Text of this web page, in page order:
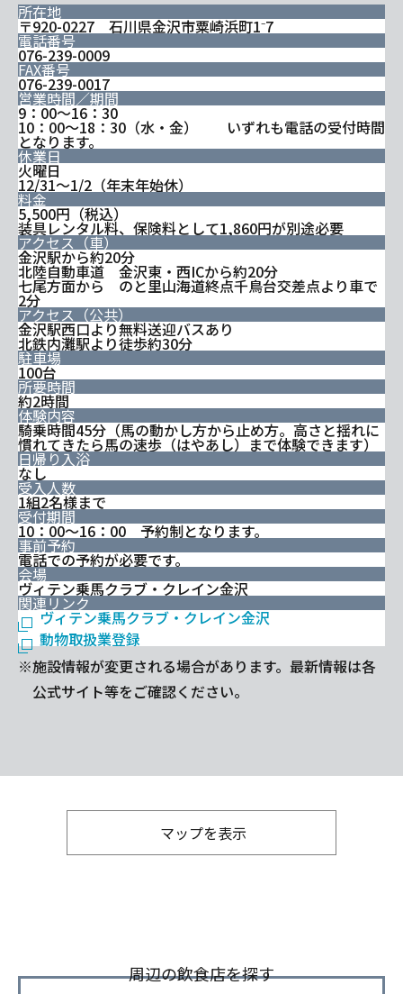
所在地
〒920-0227 石川県金沢市粟崎浜町1⁻7
電話番号
076-239-0009
FAX番号
076-239-0017
営業時間／期間
9：00～16：30
10：00～18：30（水・金） いずれも電話の受付時間
となります。
休業日
火曜日
12/31～1/2（年末年始休）
料金
5,500円（税込）
装具レンタル料、保険料として1,860円が別途必要
アクセス（車）
金沢駅から約20分
北陸自動車道 金沢東・西ICから約20分
七尾方面から のと里山海道終点千鳥台交差点より車で
2分
アクセス（公共）
金沢駅西口より無料送迎バスあり
北鉄内灘駅より徒歩約30分
駐車場
100台
所要時間
約2時間
体験内容
騎乗時間45分（馬の動かし方から止め方。高さと揺れに
慣れてきたら馬の速歩（はやあし）まで体験できます）
日帰り入浴
なし
受入人数
1組2名様まで
受付期間
10：00～16：00 予約制となります。
事前予約
電話での予約が必要です。
会場
ヴィテン乗馬クラブ・クレイン金沢
関連リンク
ヴィテン乗馬クラブ・クレイン金沢
動物取扱業登録
※施設情報が変更される場合があります。最新情報は各
公式サイト等をご確認ください。
マップを表示
周辺の飲食店を探す